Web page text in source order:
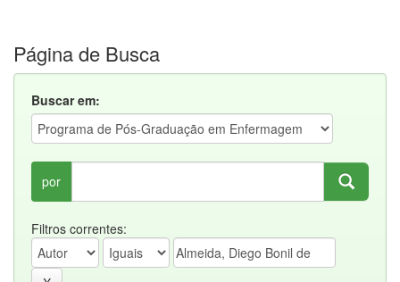
Página de Busca
Buscar em:
por
Filtros correntes: